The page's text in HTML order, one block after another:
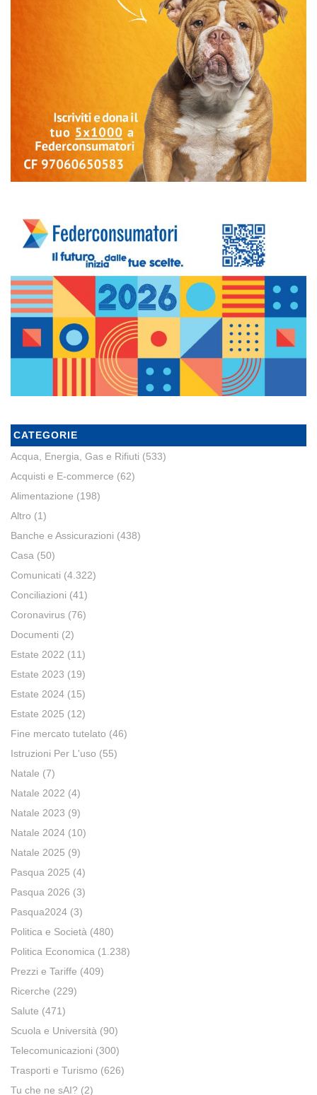
CATEGORIE
Acqua, Energia, Gas e Rifiuti (533)
Acquisti e E-commerce (62)
Alimentazione (198)
Altro (1)
Banche e Assicurazioni (438)
Casa (50)
Comunicati (4.322)
Conciliazioni (41)
Coronavirus (76)
Documenti (2)
Estate 2022 (11)
Estate 2023 (19)
Estate 2024 (15)
Estate 2025 (12)
Fine mercato tutelato (46)
Istruzioni Per L'uso (55)
Natale (7)
Natale 2022 (4)
Natale 2023 (9)
Natale 2024 (10)
Natale 2025 (9)
Pasqua 2025 (4)
Pasqua 2026 (3)
Pasqua2024 (3)
Politica e Società (480)
Politica Economica (1.238)
Prezzi e Tariffe (409)
Ricerche (229)
Salute (471)
Scuola e Università (90)
Telecomunicazioni (300)
Trasporti e Turismo (626)
Tu che ne sAI? (2)